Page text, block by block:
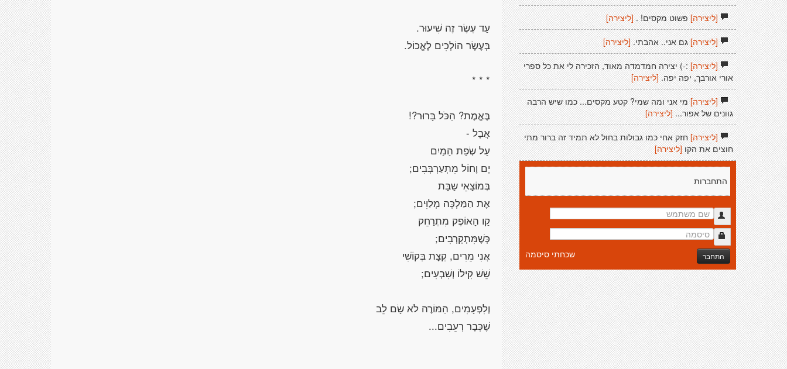
[ליצירה]פשוט מקסים! . [ליצירה]
[ליצירה]גם אני.. אהבתי. [ליצירה]
[ליצירה]:-) יצירה חמדמדה מאוד, הזכירה לי את כל ספרי
אורי אורבך, יפה יפה. [ליצירה]
[ליצירה]מי אני ומה שמי? קטע מקסים... כמו שיש הרבה
גוונים של אפור... [ליצירה]
[ליצירה]חזק אחי כמו גבולות בחול לא תמיד זה ברור מתי
חוצים את הקו [ליצירה]
התחברות
התחבר שכחתי סיסמה